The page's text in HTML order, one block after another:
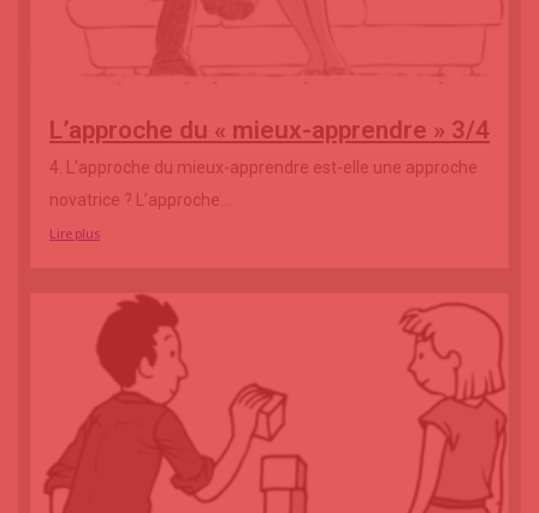
L’approche du « mieux-apprendre » 3/4
4. L’approche du mieux-apprendre est-elle une approche
novatrice ? L’approche...
Lire plus